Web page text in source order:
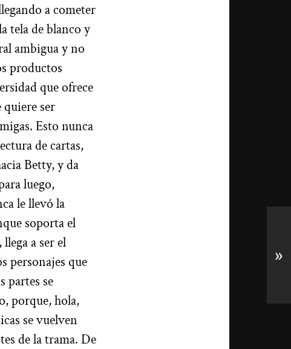
a cometer
tela de blanco y
ambigua y no
productos
que ofrece
ser
Esto nunca
de cartas,
Betty, y da
luego,
le llevó la
soporta el
a ser el
personajes que
partes se
porque, hola,
se vuelven
de la trama. De
»